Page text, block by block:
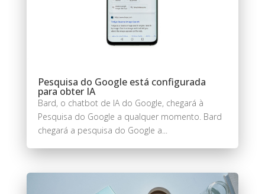
Pesquisa do Google está configurada
para obter IA
Bard, o chatbot de IA do Google, chegará à
Pesquisa do Google a qualquer momento. Bard
chegará a pesquisa do Google a...